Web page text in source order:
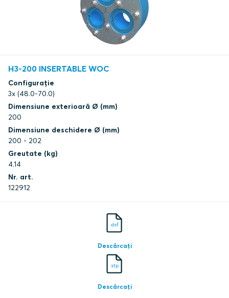
H3-200 INSERTABLE WOC
Configurație
3x (48.0-70.0)
Dimensiune exterioară Ø (mm)
200
Dimensiune deschidere Ø (mm)
200 - 202
Greutate (kg)
4.14
Nr. art.
122912
dxf
Descărcați
stp
Descărcați